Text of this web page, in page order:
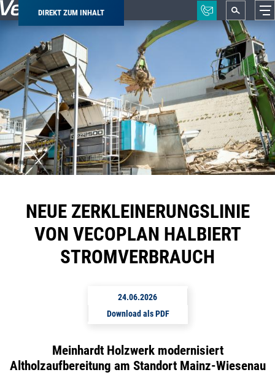
DIREKT ZUM INHALT
Pfadnavigation
NEUE ZERKLEINERUNGSLINIE
VON VECOPLAN HALBIERT
STROMVERBRAUCH
24.06.2026
Download als PDF
Meinhardt Holzwerk modernisiert
Altholzaufbereitung am Standort Mainz-Wiesenau